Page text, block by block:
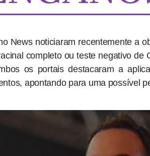
News noticiaram recentemente a
completo ou teste negativo de
os portais destacaram a
apontando para uma possível